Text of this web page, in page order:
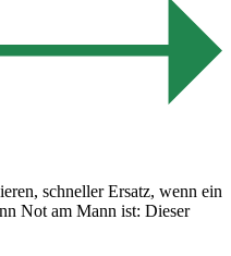
schneller Ersatz, wenn ein
Not am Mann ist: Dieser